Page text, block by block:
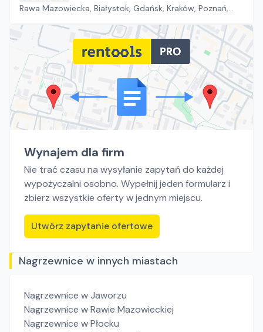
Rawa Mazowiecka, Białystok, Gdańsk, Kraków, Poznań,
Płock, Jawor, Pabianice, Suchy Las, Zielona Góra
Wynajem dla firm
Nie trać czasu na wysyłanie zapytań do każdej
wypożyczalni osobno. Wypełnij jeden formularz i
zbierz wszystkie oferty w jednym miejscu.
Utwórz zapytanie ofertowe
Nagrzewnice w innych miastach
Nagrzewnice w Jaworzu
Nagrzewnice w Rawie Mazowieckiej
Nagrzewnice w Płocku